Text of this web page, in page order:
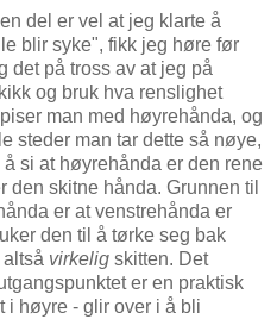
del er vel at jeg klarte å
blir syke", fikk jeg høre før
det på tross av at jeg på
og bruk hva renslighet
man med høyrehånda, og
steder man tar dette så nøye,
si at høyrehånda er den rene
den skitne hånda. Grunnen til
er at venstrehånda er
den til å tørke seg bak
virkelig skitten. Det
er en praktisk
i høyre - glir over i å bli